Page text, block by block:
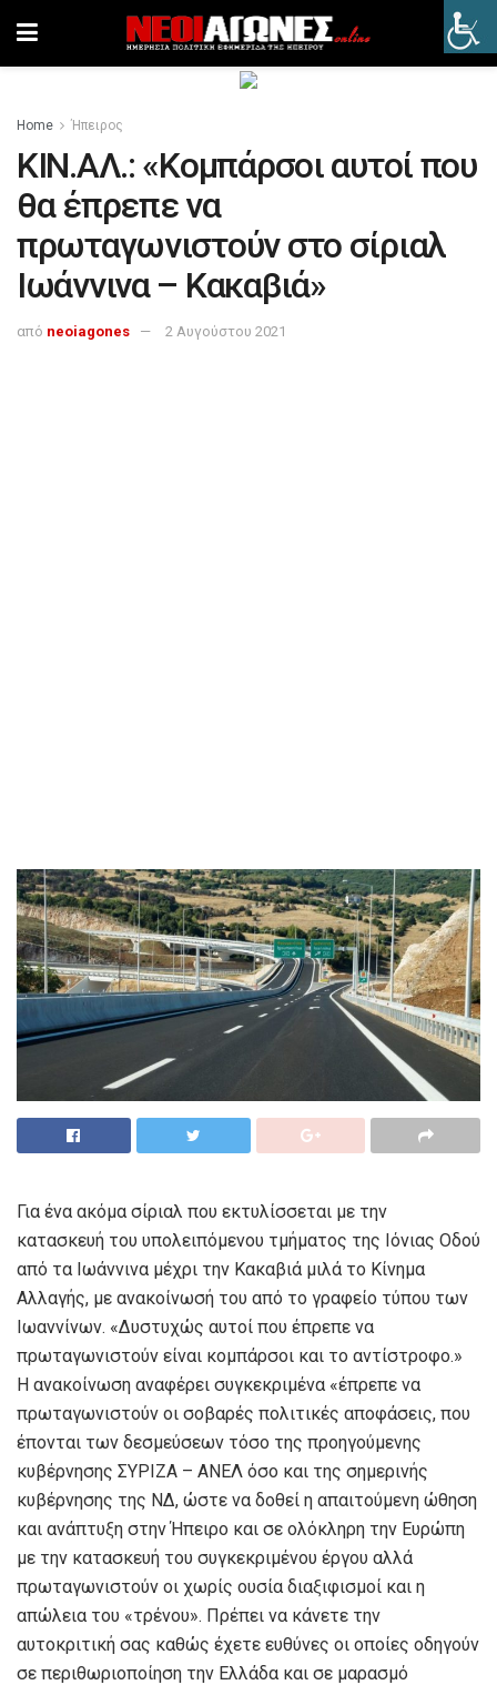
Home Ήπειρος
ΚΙΝ.ΑΛ.: «Κομπάρσοι αυτοί που
θα έπρεπε να
πρωταγωνιστούν στο σίριαλ
Ιωάννινα – Κακαβιά»
από neoiagones 2 Αυγούστου 2021
Για ένα ακόμα σίριαλ που εκτυλίσσεται με την
κατασκευή του υπολειπόμενου τμήματος της Ιόνιας Οδού
από τα Ιωάννινα μέχρι την Κακαβιά μιλά το Κίνημα
Αλλαγής, με ανακοίνωσή του από το γραφείο τύπου των
Ιωαννίνων. «Δυστυχώς αυτοί που έπρεπε να
πρωταγωνιστούν είναι κομπάρσοι και το αντίστροφο.»
Η ανακοίνωση αναφέρει συγκεκριμένα «έπρεπε να
πρωταγωνιστούν οι σοβαρές πολιτικές αποφάσεις, που
έπονται των δεσμεύσεων τόσο της προηγούμενης
κυβέρνησης ΣΥΡΙΖΑ – ΑΝΕΛ όσο και της σημερινής
κυβέρνησης της ΝΔ, ώστε να δοθεί η απαιτούμενη ώθηση
και ανάπτυξη στην Ήπειρο και σε ολόκληρη την Ευρώπη
με την κατασκευή του συγκεκριμένου έργου αλλά
πρωταγωνιστούν οι χωρίς ουσία διαξιφισμοί και η
απώλεια του «τρένου». Πρέπει να κάνετε την
αυτοκριτική σας καθώς έχετε ευθύνες οι οποίες οδηγούν
σε περιθωριοποίηση την Ελλάδα και σε μαρασμό